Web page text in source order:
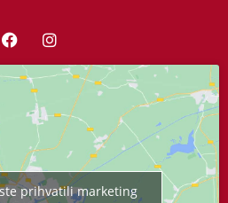
prihvatili marketing